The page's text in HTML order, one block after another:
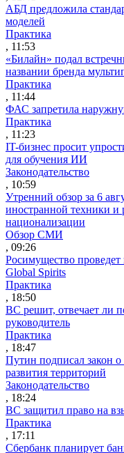
АБД предложила
моделей
Практика
, 11:53
«Билайн» подал
названии бренда
Практика
, 11:44
ФАС запретила
Практика
, 11:23
IT-бизнес просит
для обучения ИИ
Законодательство
, 10:59
Утренний обзор за 6
иностранной техники и
национализации
Обзор СМИ
, 09:26
Росимущество
Global Spirits
Практика
, 18:50
ВС решит, отвечает ли
руководитель
Практика
, 18:47
Путин подписал закон
развития территорий
Законодательство
, 18:24
ВС защитил право на
Практика
, 17:11
Сбербанк планирует